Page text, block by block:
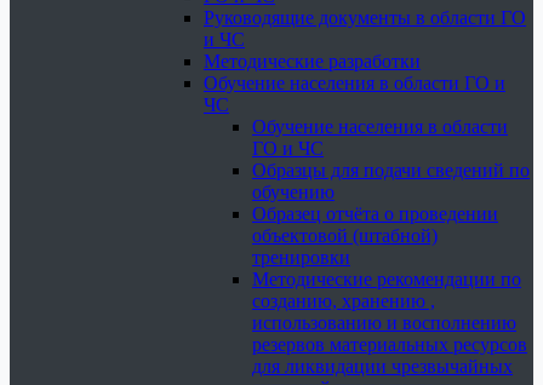
Руководящие документы в области ГО
и ЧС
Методические разработки
Обучение населения в области ГО и
ЧС
Обучение населения в области
ГО и ЧС
Образцы для подачи сведений по
обучению
Образец отчёта о проведении
объектовой (штабной)
тренировки
Методические рекомендации по
созданию, хранению ,
использованию и восполнению
резервов материальных ресурсов
для ликвидации чрезвычайных